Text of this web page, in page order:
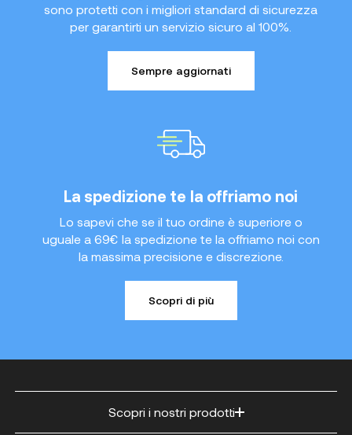
sono protetti con i migliori standard di sicurezza
per garantirti un servizio sicuro al 100%.
Sempre aggiornati
La spedizione te la offriamo noi
Lo sapevi che se il tuo ordine è superiore o
uguale a 69€ la spedizione te la offriamo noi con
la massima precisione e discrezione.
Scopri di più
Scopri i nostri prodotti